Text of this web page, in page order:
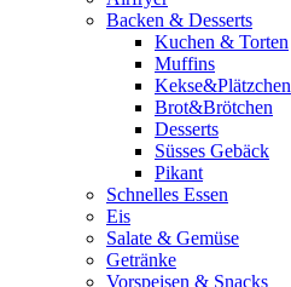
Backen & Desserts
Kuchen & Torten
Muffins
Kekse&Plätzchen
Brot&Brötchen
Desserts
Süsses Gebäck
Pikant
Schnelles Essen
Eis
Salate & Gemüse
Getränke
Vorspeisen & Snacks